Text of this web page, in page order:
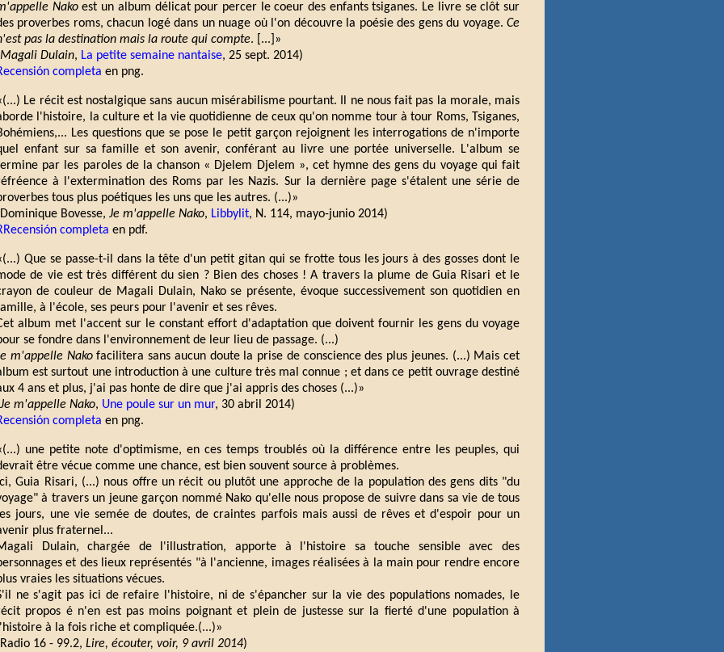
Nakoest un album délicat pour percer le coeur des enfants tsiganes. Le livre se clôt sur
proverbes roms, chacun logé dans un nuage où l'on découvre la poésie des gens du voyage. Ce
pas la destination mais la route qui compte. [...]»
Magali Dulain, La petite semaine nantaise, 25 sept. 2014)
completa en png.
Le récit est nostalgique sans aucun misérabilisme pourtant. Il ne nous fait pas la morale, mais
l'histoire, la culture et la vie quotidienne de ceux qu'on nomme tour à tour Roms, Tsiganes,
Les questions que se pose le petit garçon rejoignent les interrogations de n'importe
enfant sur sa famille et son avenir, conférant au livre une portée universelle. L'album se
par les paroles de la chanson « Djelem Djelem », cet hymne des gens du voyage qui fait
à l'extermination des Roms par les Nazis. Sur la dernière page s'étalent une série de
tous plus poétiques les uns que les autres. (...)»
Bovesse, Je m'appelle Nako, Libbylit, N. 114, mayo-junio 2014)
completa en pdf.
Que se passe-t-il dans la tête d'un petit gitan qui se frotte tous les jours à des gosses dont le
de vie est très différent du sien ? Bien des choses ! A travers la plume de Guia Risari et le
de couleur de Magali Dulain, Nako se présente, évoque successivement son quotidien en
à l'école, ses peurs pour l'avenir et ses rêves.
album met l'accent sur le constant effort d'adaptation que doivent fournir les gens du voyage
se fondre dans l'environnement de leur lieu de passage. (...)
m'appelle Nakofacilitera sans aucun doute la prise de conscience des plus jeunes. (...) Mais cet
est surtout une introduction à une culture très mal connue ; et dans ce petit ouvrage destiné
4 ans et plus, j'ai pas honte de dire que j'ai appris des choses (...)»
Je m'appelle Nako, Une poule sur un mur, 30 abril 2014)
completa en png.
une petite note d'optimisme, en ces temps troublés où la différence entre les peuples, qui
être vécue comme une chance, est bien souvent source à problèmes.
Guia Risari, (...) nous offre un récit ou plutôt une approche de la population des gens dits "du
à travers un jeune garçon nommé Nako qu'elle nous propose de suivre dans sa vie de tous
jours, une vie semée de doutes, de craintes parfois mais aussi de rêves et d'espoir pour un
plus fraternel...
Dulain, chargée de l'illustration, apporte à l'histoire sa touche sensible avec des
et des lieux représentés "à l'ancienne, images réalisées à la main pour rendre encore
vraies les situations vécues.
ne s'agit pas ici de refaire l'histoire, ni de s'épancher sur la vie des populations nomades, le
propos é n'en est pas moins poignant et plein de justesse sur la fierté d'une population à
à la fois riche et compliquée.(...)»
16 - 99.2, Lire, écouter, voir, 9 avril 2014)